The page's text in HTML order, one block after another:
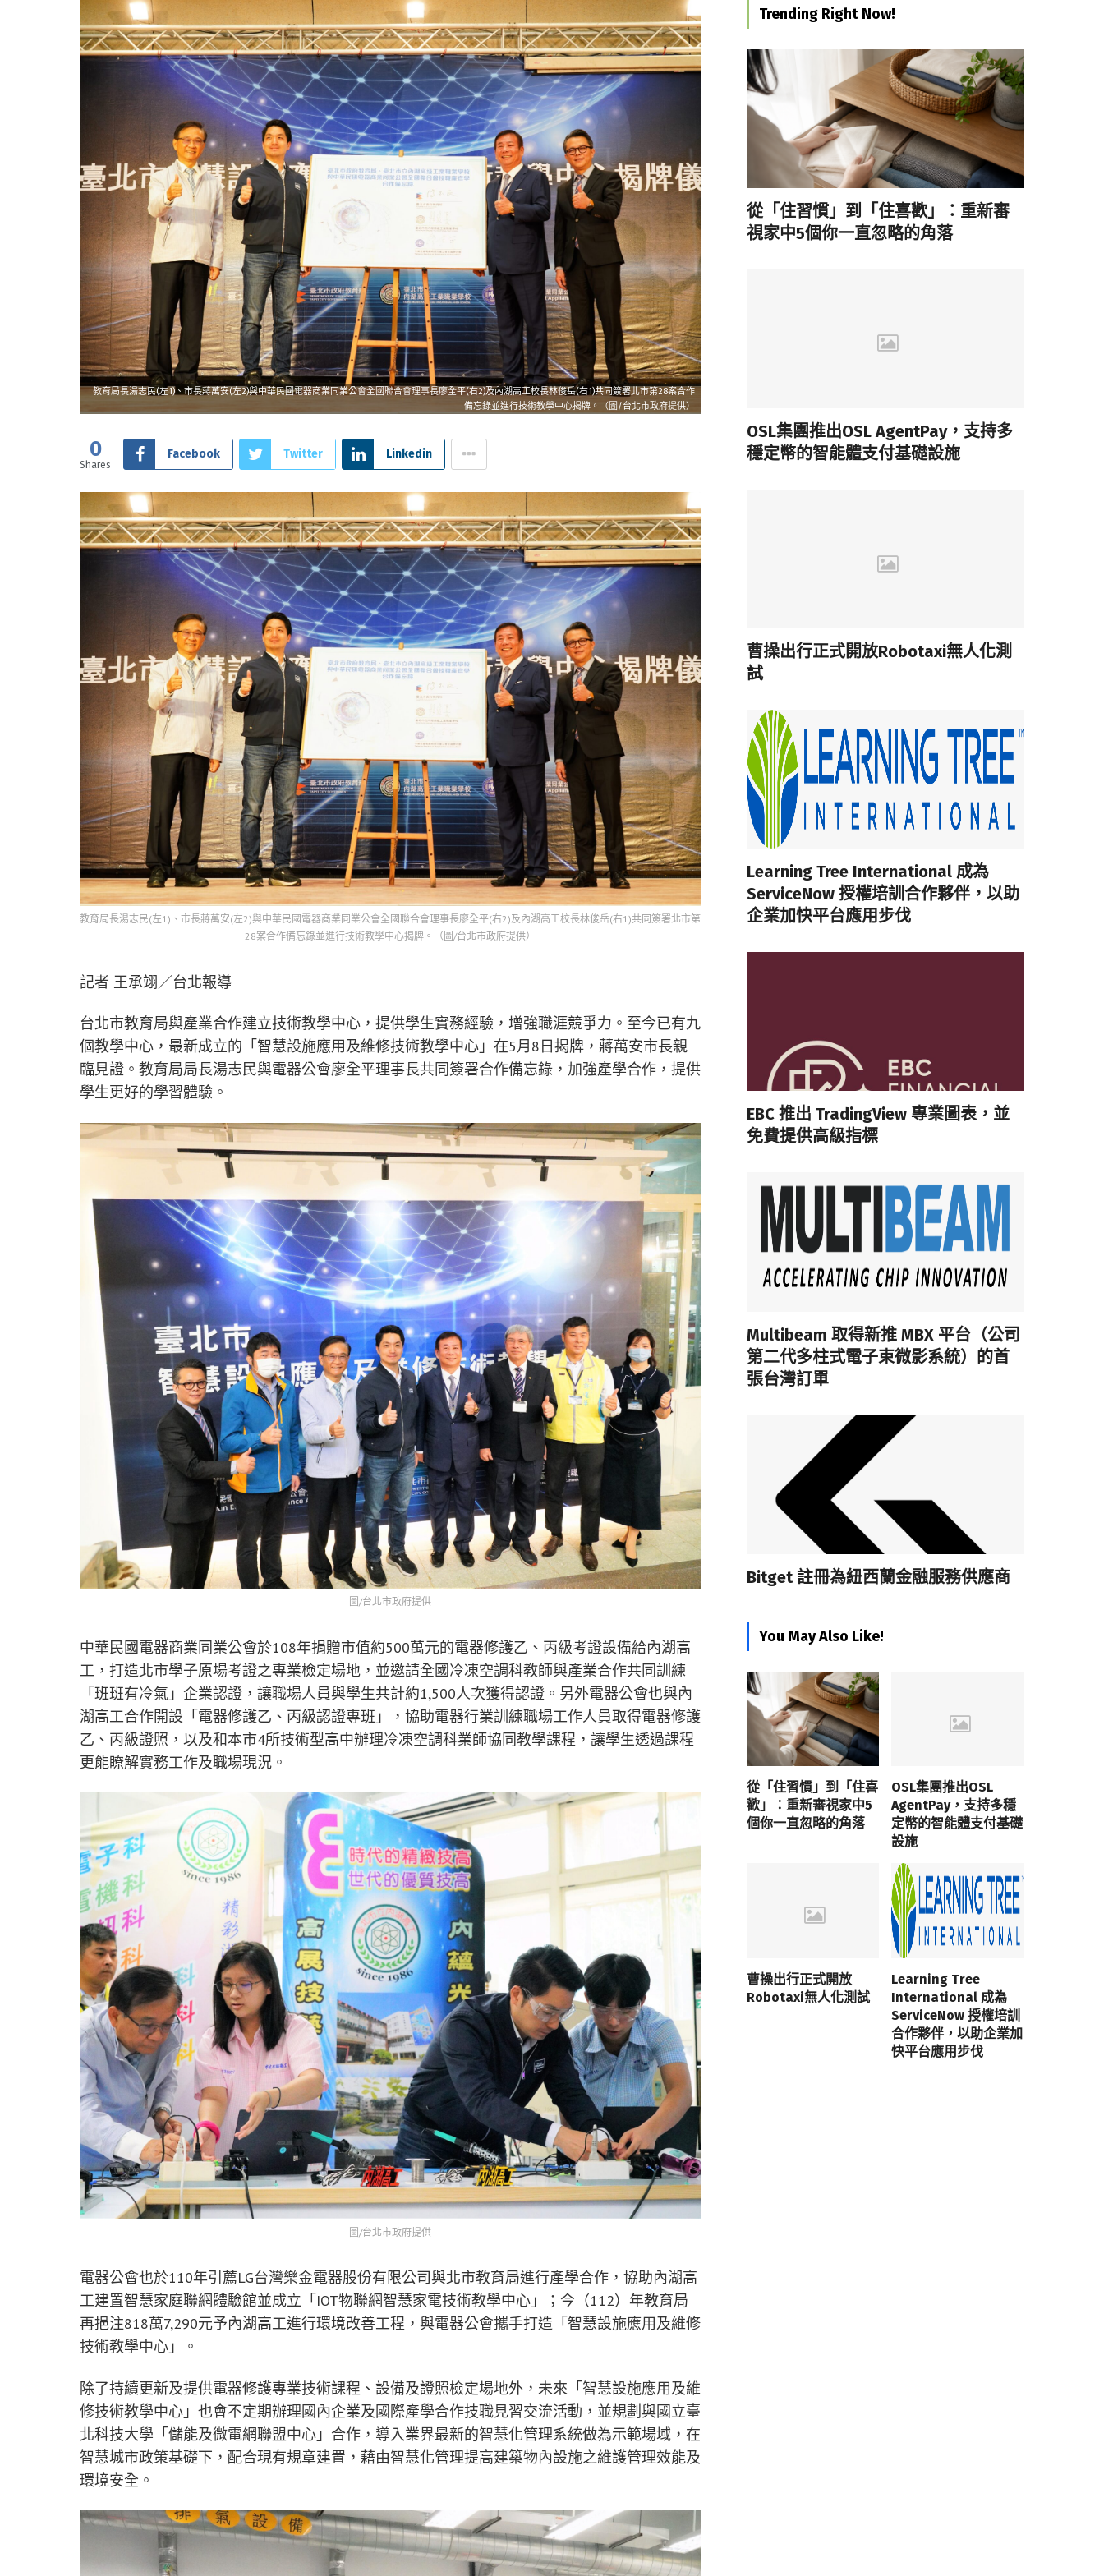
教育局長湯志民(左1)、市長蔣萬安(左2)與中華民國電器商業同業公會全國聯合會理事長廖全平(右2)及內湖高工校長林俊岳(右1)共同簽署北市第28案合作
備忘錄並進行技術教學中心揭牌。（圖/台北市政府提供）
0
Shares
Facebook Twitter Linkedin
教育局長湯志民(左1)、市長蔣萬安(左2)與中華民國電器商業同業公會全國聯合會理事長廖全平(右2)及內湖高工校長林俊岳(右1)共同簽署北市第
28案合作備忘錄並進行技術教學中心揭牌。（圖/台北市政府提供）
記者 王承翊／台北報導
台北市教育局與產業合作建立技術教學中心，提供學生實務經驗，增強職涯競爭力。至今已有九
個教學中心，最新成立的「智慧設施應用及維修技術教學中心」在5月8日揭牌，蔣萬安市長親
臨見證。教育局局長湯志民與電器公會廖全平理事長共同簽署合作備忘錄，加強產學合作，提供
學生更好的學習體驗。
圖/台北市政府提供
中華民國電器商業同業公會於108年捐贈市值約500萬元的電器修護乙、丙級考證設備給內湖高
工，打造北市學子原場考證之專業檢定場地，並邀請全國冷凍空調科教師與產業合作共同訓練
「班班有冷氣」企業認證，讓職場人員與學生共計約1,500人次獲得認證。另外電器公會也與內
湖高工合作開設「電器修護乙、丙級認證專班」，協助電器行業訓練職場工作人員取得電器修護
乙、丙級證照，以及和本市4所技術型高中辦理冷凍空調科業師協同教學課程，讓學生透過課程
更能瞭解實務工作及職場現況。
圖/台北市政府提供
電器公會也於110年引薦LG台灣樂金電器股份有限公司與北市教育局進行產學合作，協助內湖高
工建置智慧家庭聯網體驗館並成立「IOT物聯網智慧家電技術教學中心」；今（112）年教育局
再挹注818萬7,290元予內湖高工進行環境改善工程，與電器公會攜手打造「智慧設施應用及維修
技術教學中心」。
除了持續更新及提供電器修護專業技術課程、設備及證照檢定場地外，未來「智慧設施應用及維
修技術教學中心」也會不定期辦理國內企業及國際產學合作技職見習交流活動，並規劃與國立臺
北科技大學「儲能及微電網聯盟中心」合作，導入業界最新的智慧化管理系統做為示範場域，在
智慧城市政策基礎下，配合現有規章建置，藉由智慧化管理提高建築物內設施之維護管理效能及
環境安全。
Trending Right Now!
從「住習慣」到「住喜歡」：重新審
視家中5個你一直忽略的角落
OSL集團推出OSL AgentPay，支持多
穩定幣的智能體支付基礎設施
曹操出行正式開放Robotaxi無人化測
試
Learning Tree International 成為
ServiceNow 授權培訓合作夥伴，以助
企業加快平台應用步伐
EBC 推出 TradingView 專業圖表，並
免費提供高級指標
Multibeam 取得新推 MBX 平台（公司
第二代多柱式電子束微影系統）的首
張台灣訂單
Bitget 註冊為紐西蘭金融服務供應商
You May Also Like!
從「住習慣」到「住喜
歡」：重新審視家中5
個你一直忽略的角落
OSL集團推出OSL
AgentPay，支持多穩
定幣的智能體支付基礎
設施
曹操出行正式開放
Robotaxi無人化測試
Learning Tree
International 成為
ServiceNow 授權培訓
合作夥伴，以助企業加
快平台應用步伐